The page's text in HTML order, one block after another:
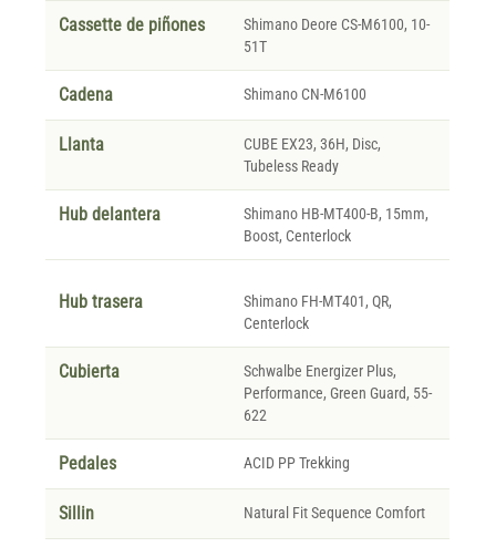
Cassette de piñones
Shimano Deore CS-M6100, 10-
51T
Cadena Shimano CN-M6100
Llanta
CUBE EX23, 36H, Disc,
Tubeless Ready
Hub delantera
Shimano HB-MT400-B, 15mm,
Boost, Centerlock
Hub trasera
Shimano FH-MT401, QR,
Centerlock
Cubierta
Schwalbe Energizer Plus,
Performance, Green Guard, 55-
622
Pedales ACID PP Trekking
Sillin Natural Fit Sequence Comfort